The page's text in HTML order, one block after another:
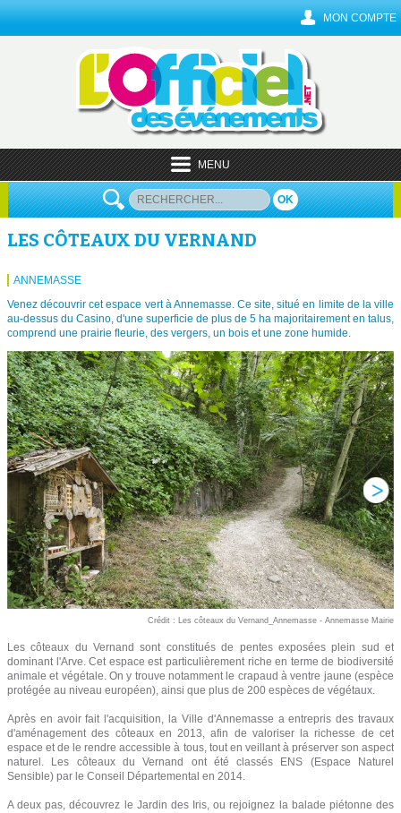
MON COMPTE
MENU
OK
LES CÔTEAUX DU VERNAND
ANNEMASSE
Venez découvrir cet espace vert à Annemasse. Ce site, situé en limite de la ville
au-dessus du Casino, d'une superficie de plus de 5 ha majoritairement en talus,
comprend une prairie fleurie, des vergers, un bois et une zone humide.
Crédit : Les côteaux du Vernand_Annemasse - Annemasse Mairie
Les côteaux du Vernand sont constitués de pentes exposées plein sud et
dominant l'Arve. Cet espace est particulièrement riche en terme de biodiversité
animale et végétale. On y trouve notamment le crapaud à ventre jaune (espèce
protégée au niveau européen), ainsi que plus de 200 espèces de végétaux.
Après en avoir fait l'acquisition, la Ville d'Annemasse a entrepris des travaux
d'aménagement des côteaux en 2013, afin de valoriser la richesse de cet
espace et de le rendre accessible à tous, tout en veillant à préserver son aspect
naturel. Les côteaux du Vernand ont été classés ENS (Espace Naturel
Sensible) par le Conseil Départemental en 2014.
A deux pas, découvrez le Jardin des Iris, ou rejoignez la balade piétonne des